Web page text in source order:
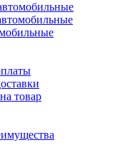
товар